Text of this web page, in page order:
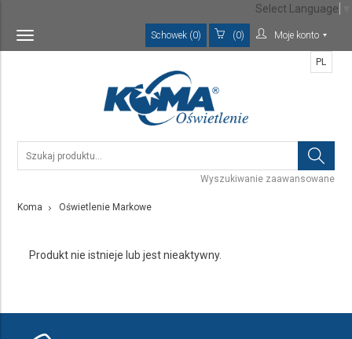
Toggle
navigation
Schowek (0) (0) Moje konto
Wyszukiwanie zaawansowane
PL
Koma Oświetlenie Markowe
Produkt nie istnieje lub jest nieaktywny.
Select Language